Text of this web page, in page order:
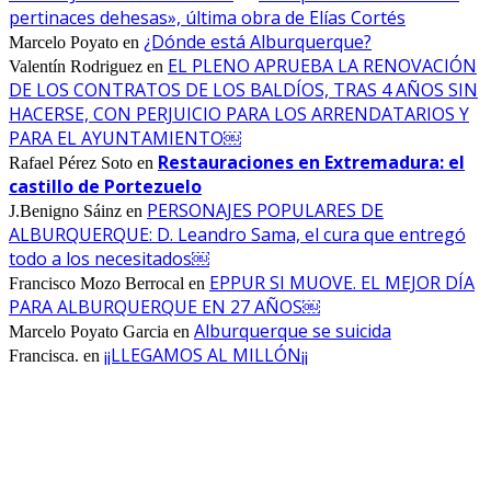
pertinaces dehesas», última obra de Elías Cortés
Marcelo Poyato en ¿Dónde está Alburquerque?
Valentín Rodriguez en EL PLENO APRUEBA LA RENOVACIÓN
DE LOS CONTRATOS DE LOS BALDÍOS, TRAS 4 AÑOS SIN
HACERSE, CON PERJUICIO PARA LOS ARRENDATARIOS Y
PARA EL AYUNTAMIENTO￼
Rafael Pérez Soto en Restauraciones en Extremadura: el
castillo de Portezuelo
J.Benigno Sáinz en PERSONAJES POPULARES DE
ALBURQUERQUE: D. Leandro Sama, el cura que entregó
todo a los necesitados￼
Francisco Mozo Berrocal en EPPUR SI MUOVE. EL MEJOR DÍA
PARA ALBURQUERQUE EN 27 AÑOS￼
Marcelo Poyato Garcia en Alburquerque se suicida
Francisca. en ¡¡LLEGAMOS AL MILLÓN¡¡